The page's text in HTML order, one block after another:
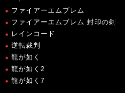
ファイアーエムブレム
ファイアーエムブレム 封印の剣
レインコード
逆転裁判
龍が如く
龍が如く2
龍が如く7